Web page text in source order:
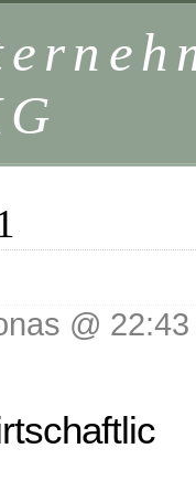
@ 22:43